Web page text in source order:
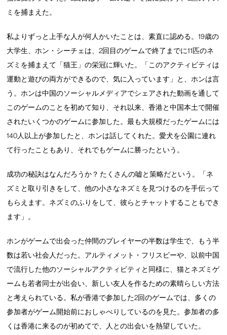
ミを捕まえた。
私よりずっと上手な人が何人かいたことは、素直に認める。19歳の
大学生、ホン・シーチェは、2回目のゲームで終了までに11匹のネ
ズミを捕まえて「猫王」の栄冠に輝いた。「このアクティビティは
運動と遊びの両方ができるので、気に入っています」と、ホンは言
う。ホンは中国のソーシャルメディアでシェアされた動画を通して
このゲームのことを初めて知り、それ以来、香港と中国本土で開催
されたいくつかのゲームに参加した。最も大規模だったゲームには
140人以上が参加したと、ホンは話してくれた。愛犬を公園に連れ
て行ったこともあり、それでもゲームに勝ったという。
成功の秘訣はなんだろうか？ たくさんの嘘と策略だという。「ネ
ズミと取り引きをして、他の小さなネズミを見つけるのを手伝って
もらえます。ネズミのふりをして、彼らとチャットすることもでき
ます」。
ホンがゲームで出会った仲間のプレイヤーの半数は学生で、もう半
数は若い社会人だった。アルティメット・フリスビーや、以前中国
で流行した他のソーシャルアクティビティと同様に、猫とネズミゲ
ームも若者同士が出会い、新しい友人を作るための素晴らしい方法
と考えられている。私が香港で参加した2回のゲームでは、多くの
参加者がゲーム開始前におしゃべりしているのを見た。参加者の多
くは香港に来るのが初めてで、人との出会いを熱望していた。